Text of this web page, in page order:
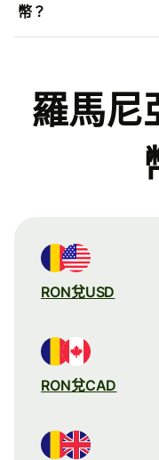
幣？
羅馬尼
RON兌USD
RON兌CAD